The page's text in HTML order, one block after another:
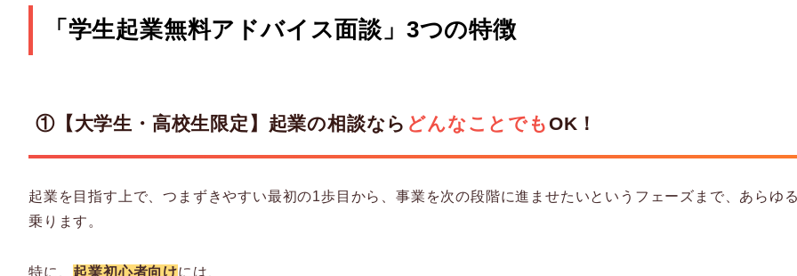
「学生起業無料アドバイス面談」3つの特徴
①【大学生・高校生限定】起業の相談なら どんなことでもOK！
起業を目指す上で、つまずきやすい最初の1歩目から、事業を次の段階に進ませたいというフェーズまで、あらゆ
乗ります。
特に、 起業初心者向けには、